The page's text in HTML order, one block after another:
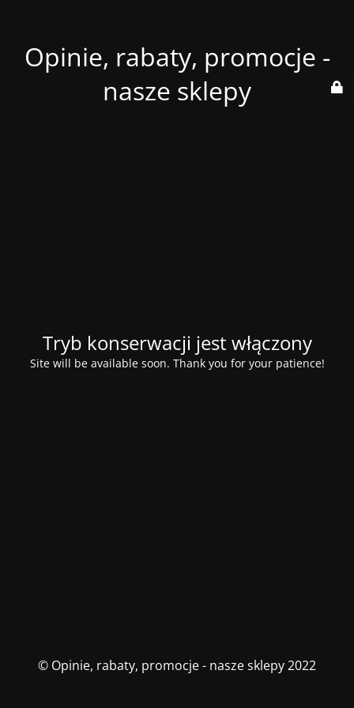
Opinie, rabaty, promocje -
nasze sklepy
Tryb konserwacji jest włączony
Site will be available soon. Thank you for your patience!
© Opinie, rabaty, promocje - nasze sklepy 2022